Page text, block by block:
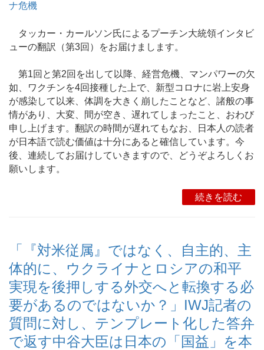
ナ危機
タッカー・カールソン氏によるプーチン大統領インタビ
ューの翻訳（第3回）をお届けまします。
第1回と第2回を出して以降、経営危機、マンパワーの欠
如、ワクチンを4回接種した上で、新型コロナに岩上安身
が感染して以来、体調を大きく崩したことなど、諸般の事
情があり、大変、間が空き、遅れてしまったこと、おわび
申し上げます。翻訳の時間が遅れてもなお、日本人の読者
が日本語で読む価値は十分にあると確信しています。今
後、連続してお届けしていきますので、どうぞよろしくお
願いします。
続きを読む
「『対米従属』ではなく、自主的、主
体的に、ウクライナとロシアの和平
実現を後押しする外交へと転換する必
要があるのではないか？」IWJ記者の
質問に対し、テンプレート化した答弁
で返す中谷大臣は日本の「国益」を本